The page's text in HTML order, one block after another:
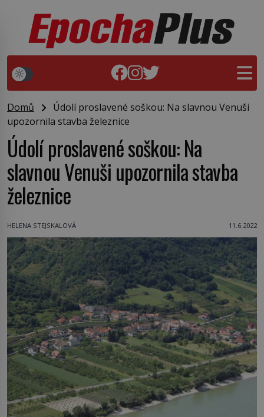
Domů
Údolí proslavené soškou: Na slavnou Venuši
upozornila stavba železnice
Údolí proslavené soškou: Na
slavnou Venuši upozornila stavba
železnice
HELENA STEJSKALOVÁ 11.6.2022